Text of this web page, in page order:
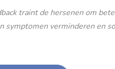
traint de hersenen om
symptomen verminderen en